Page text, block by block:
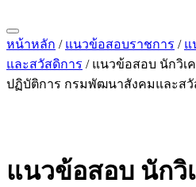
หน้าหลัก / แนวข้อสอบราชการ / แ
และสวัสดิการ / แนวข้อสอบ นักวิเ
ปฏิบัติการ กรมพัฒนาสังคมและสวั
แนวข้อสอบ นักวิ